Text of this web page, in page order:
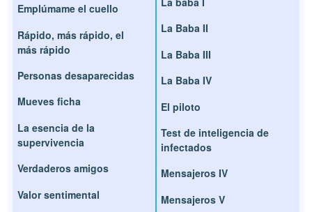
Emplúmame el cuello
Rápido, más rápido, el
más rápido
Personas desaparecidas
Mueves ficha
La esencia de la
supervivencia
Verdaderos amigos
Valor sentimental
La Baba II
La Baba III
La Baba IV
El piloto
Test de inteligencia de
infectados
Mensajeros IV
Mensajeros V